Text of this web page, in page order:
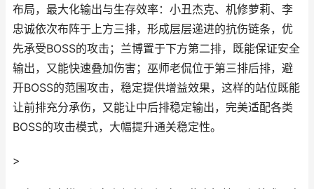
布局，最大化输出与生存效率：小丑杰克、机修萝莉、李
忠诚依次布阵于上方三排，形成层层递进的抗伤链条，优
先承受BOSS的攻击；兰博置于下方第二排，既能保证安全
输出，又能快速叠加伤害；巫师老侃位于第三排后排，避
开BOSS的范围攻击，稳定提供增益效果，这样的站位既能
让前排充分承伤，又能让中后排稳定输出，完美适配各类
BOSS的攻击模式，大幅提升通关稳定性。
>